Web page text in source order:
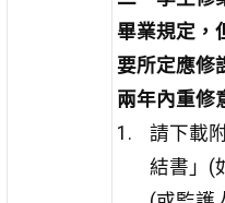
畢業規定，
要所定應修
兩年內重修
請下載
結書」(